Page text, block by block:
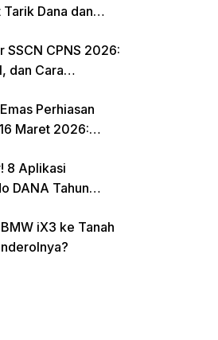
Dana dan
SSCN CPNS 2026:
dan Cara
Perhiasan
Maret 2026:
8 Aplikasi
DANA Tahun
iX3 ke Tanah